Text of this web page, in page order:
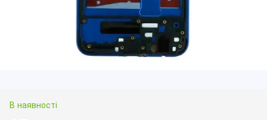
В наявності